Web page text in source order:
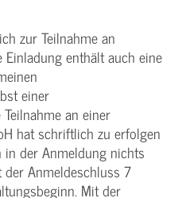
zur Teilnahme an
enthält auch eine
einer
an einer
hat schriftlich zu erfolgen
der Anmeldung nichts
Anmeldeschluss 7
Mit der